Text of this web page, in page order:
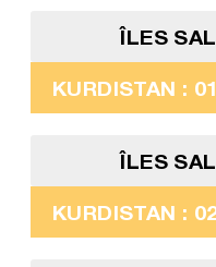
ÎLES
KURDISTAN :
ÎLES
KURDISTAN :